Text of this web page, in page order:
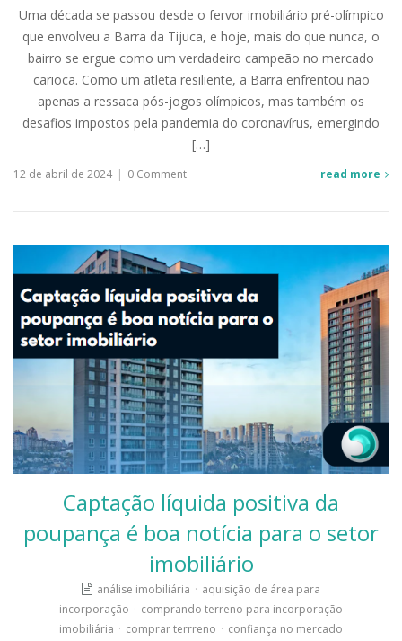
Uma década se passou desde o fervor imobiliário pré-olímpico
que envolveu a Barra da Tijuca, e hoje, mais do que nunca, o
bairro se ergue como um verdadeiro campeão no mercado
carioca. Como um atleta resiliente, a Barra enfrentou não
apenas a ressaca pós-jogos olímpicos, mas também os
desafios impostos pela pandemia do coronavírus, emergindo
[…]
12 de abril de 2024 | 0 Comment read more
Captação líquida positiva da
poupança é boa notícia para o setor
imobiliário
análise imobiliária · aquisição de área para
incorporação · comprando terreno para incorporação
imobiliária · comprar terrreno · confiança no mercado